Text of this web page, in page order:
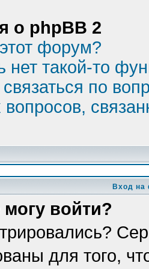
о phpBB 2
форум?
нет такой-то
по
вопросов,
Вход на
войти?
для того,